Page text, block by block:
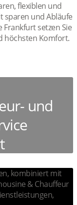
flexiblen und
sparen und Abläufe
setzen Sie
höchsten Komfort.
und
kombiniert mit
& Chauffeur